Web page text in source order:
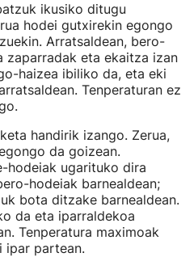
ikusiko ditugu
hodei gutxirekin egongo
Arratsaldean, bero-
zaparradak eta ekaitza izan
haizea ibiliko da, eta eki
Tenperaturan ez
handirik izango. Zerua,
da goizean.
hodeiak ugarituko dira
hodeiak barnealdean;
bota ditzake barnealdean.
da eta iparraldekoa
Tenperatura maximoak
ipar partean.